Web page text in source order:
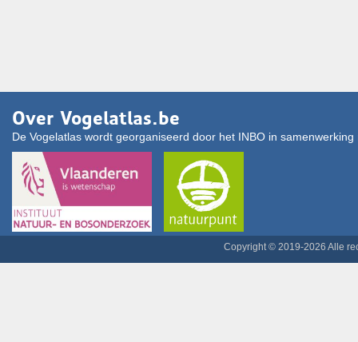
Over Vogelatlas.be
De Vogelatlas wordt georganiseerd door het INBO in
Copyright © 2019-2026 Alle